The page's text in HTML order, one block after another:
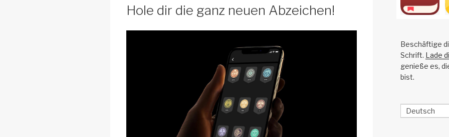
Hole dir die ganz neuen Abzeichen!
Beschäftige
Schrift. Lade
genieße es,
bist.
Deutsch